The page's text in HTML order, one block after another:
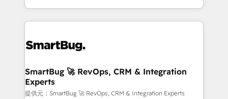
service wired together. ➤ AI and Integrations: Layer
tune-ups, feature rollouts, adoption coaching. Buying
HubSpot, switching to it, or reviving a stale portal?
We are built for the work.
をする会社か？ HubSpotを共通基盤に、AIエージェン
トを組み込んだ顧客フロント業務（マーケティング・営
ィブ・エージェンシーです。事業部・グループ会社・部
を、CRMを軸とした全社共通基盤に再構築します。意
思決定者・PMO・現場担当者に並走します。 1️⃣
HubSpot導入・活用支援 顧客データの一元化から、
SmartBug 🚀 RevOps, CRM & Integration
Experts
提供元：SmartBug 🚀 RevOps, CRM & Integration Experts